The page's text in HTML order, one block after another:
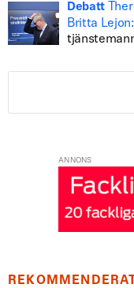
Debatt
Britta Lejon:
ANNONS